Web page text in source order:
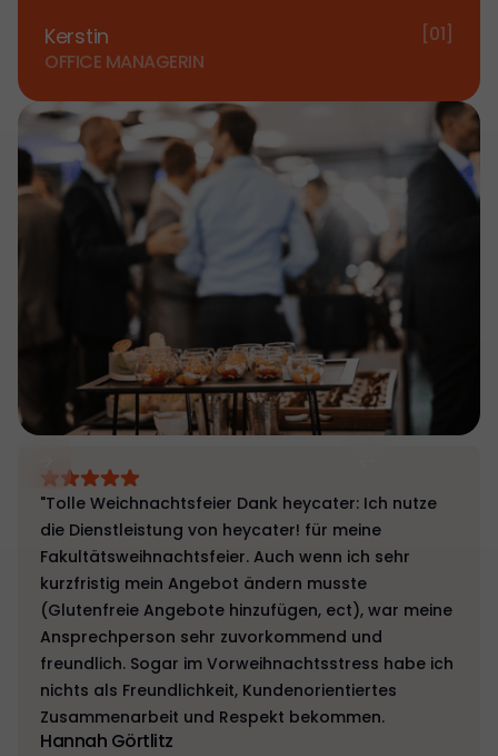
Kerstin
OFFICE MANAGERIN
[01]
"Tolle Weichnachtsfeier Dank heycater: Ich nutze
die Dienstleistung von heycater! für meine
Fakultätsweihnachtsfeier. Auch wenn ich sehr
kurzfristig mein Angebot ändern musste
(Glutenfreie Angebote hinzufügen, ect), war meine
Ansprechperson sehr zuvorkommend und
freundlich. Sogar im Vorweihnachtsstress habe ich
nichts als Freundlichkeit, Kundenorientiertes
Zusammenarbeit und Respekt bekommen.
Hannah Görtlitz